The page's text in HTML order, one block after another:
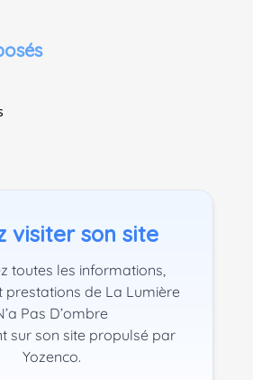
visiter son site
toutes les informations,
prestations de La Lumière
Pas D’ombre
sur son site propulsé par
Yozenco.